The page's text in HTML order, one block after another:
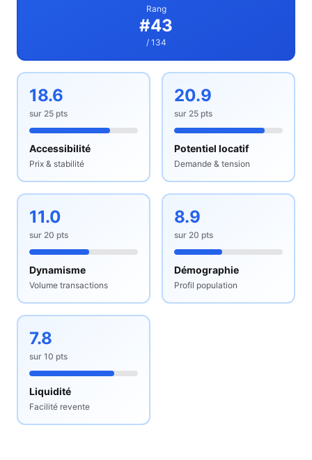
Rang
#43
/ 134
18.6
sur 25 pts
Accessibilité
Prix & stabilité
20.9
sur 25 pts
Potentiel locatif
Demande & tension
11.0
sur 20 pts
Dynamisme
Volume transactions
8.9
sur 20 pts
Démographie
Profil population
7.8
sur 10 pts
Liquidité
Facilité revente